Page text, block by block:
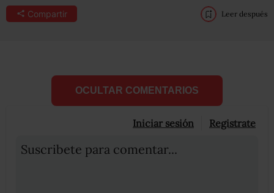
Compartir Leer después
OCULTAR COMENTARIOS
Iniciar sesión Registrate
Suscribete para comentar...